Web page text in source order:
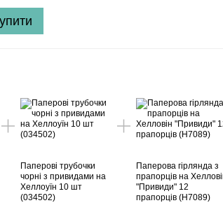
Паперові трубочки
чорні з привидами на
Хеллоуїн 10 шт
(034502)
Паперова гірлянда з
прапорців на
"Привиди" 12
прапорців (H7089)